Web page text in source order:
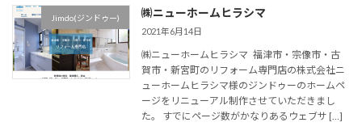
Jimdo(ジンドゥー) ㈱ニューホームヒラシマ
2021年6月14日
㈱ニューホームヒラシマ 福津市・宗像市・古
賀市・新宮町のリフォーム専門店の株式会社ニ
ューホームヒラシマ様のジンドゥーのホームペ
ージをリニューアル制作させていただきまし
た。 すでにページ数がかなりあるウェブサ […]